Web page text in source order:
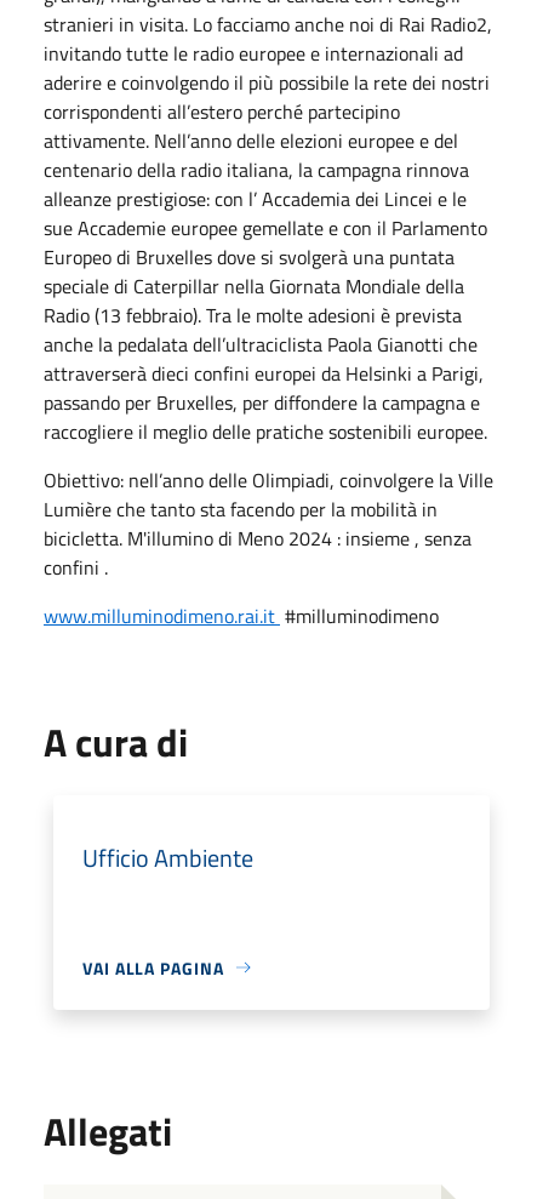
stranieri in visita. Lo facciamo anche noi di Rai Radio2,
invitando tutte le radio europee e internazionali ad
aderire e coinvolgendo il più possibile la rete dei nostri
corrispondenti all’estero perché partecipino
attivamente. Nell’anno delle elezioni europee e del
centenario della radio italiana, la campagna rinnova
alleanze prestigiose: con l’ Accademia dei Lincei e le
sue Accademie europee gemellate e con il Parlamento
Europeo di Bruxelles dove si svolgerà una puntata
speciale di Caterpillar nella Giornata Mondiale della
Radio (13 febbraio). Tra le molte adesioni è prevista
anche la pedalata dell’ultraciclista Paola Gianotti che
attraverserà dieci confini europei da Helsinki a Parigi,
passando per Bruxelles, per diffondere la campagna e
raccogliere il meglio delle pratiche sostenibili europee.
Obiettivo: nell’anno delle Olimpiadi, coinvolgere la Ville
Lumière che tanto sta facendo per la mobilità in
bicicletta. M'illumino di Meno 2024 : insieme , senza
confini .
www.milluminodimeno.rai.it #milluminodimeno
A cura di
Ufficio Ambiente
VAI ALLA PAGINA
Allegati